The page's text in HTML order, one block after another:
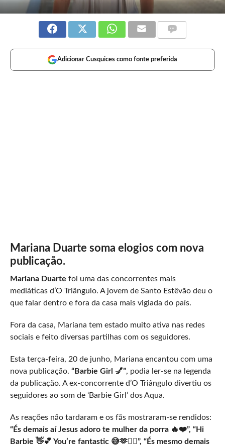
Adicionar Cusquices como fonte preferida
Mariana Duarte soma elogios com nova
publicação.
Mariana Duarte foi uma das concorrentes mais
mediáticas d’O Triângulo. A jovem de Santo Estêvão deu o
que falar dentro e fora da casa mais vigiada do país.
Fora da casa, Mariana tem estado muito ativa nas redes
sociais e feito diversas partilhas com os seguidores.
Esta terça-feira, 20 de junho, Mariana encantou com uma
nova publicação. “Barbie Girl 💅”, podia ler-se na legenda
da publicação. A ex-concorrente d’O Triângulo divertiu os
seguidores ao som de ‘Barbie Girl’ dos Aqua.
As reações não tardaram e os fãs mostraram-se rendidos:
“És demais aí Jesus adoro te mulher da porra 🔥❤️”, “Hi
Barbie 👋💕 You’re fantastic 😅🫶👱‍♀️”, “És mesmo demais